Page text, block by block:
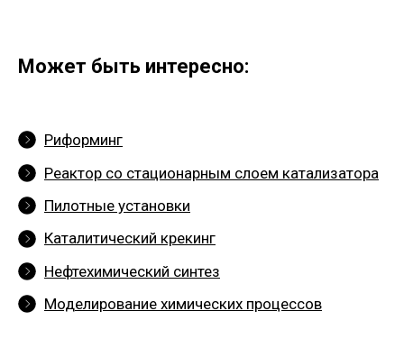
Может быть интересно:
Риформинг
Реактор со стационарным слоем катализатора
Пилотные установки
Каталитический крекинг
Нефтехимический синтез
Моделирование химических процессов